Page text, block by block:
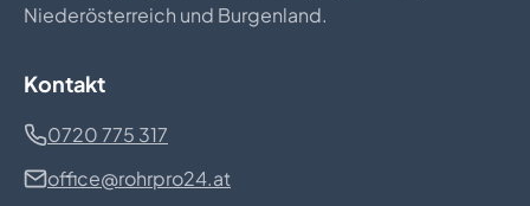
Niederösterreich und Burgenland.
Kontakt
0720 775 317
office@rohrpro24.at